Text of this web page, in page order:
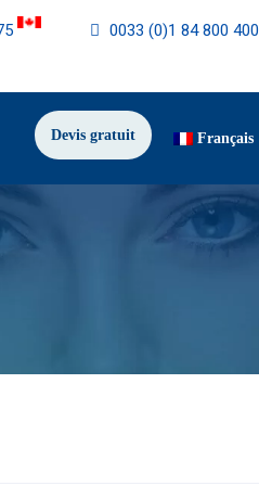
0033 (0)1 84 800 400
Devis gratuit Français